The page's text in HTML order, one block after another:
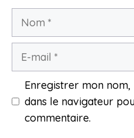
Nom
Enregistrer mon
dans le navigateur
commentaire.